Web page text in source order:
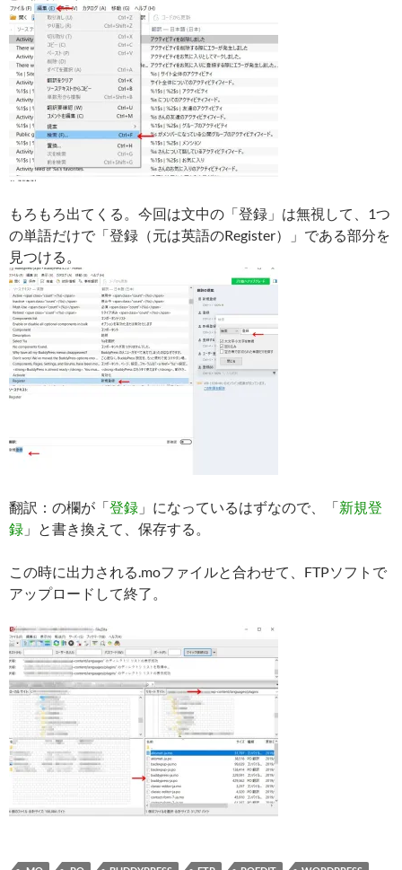
もろもろ出てくる。今回は文中の「登録」は無視して、1つ
の単語だけで「登録（元は英語のRegister）」である部分を
見つける。
翻訳：の欄が「登録 」になっているはずなので、「新規登
録 」と書き換えて、保存する。
この時に出力される.moファイルと合わせて、FTPソフトで
アップロードして終了。